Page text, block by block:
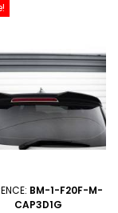
BM-1-F20F-M-
CAP3D1G